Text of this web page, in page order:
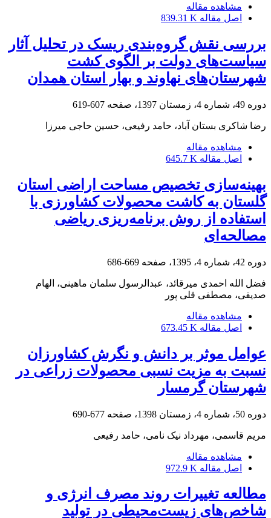
مشاهده مقاله
اصل مقاله 839.31 K
بررسی نقش گروه‌بندی ریسک در تحلیل آثار
سیاست‌های دولت بر الگوی کشت
شهرستان‌های نهاوند و بهار استان همدان
دوره 49، شماره 4، زمستان 1397، صفحه 607-619
رضا شاکری بستان آباد، حامد رفیعی، حسین حاجی میرزا
مشاهده مقاله
اصل مقاله 645.7 K
بهینه‌سازی تخصیص مساحت اراضی استان
گلستان به کاشت محصولات کشاورزی با
استفاده از روش برنامه‌ریزی ریاضی
مصالحه‌ای
دوره 42، شماره 4، 1395، صفحه 669-686
فضل الله احمدی میرقائد، عبدالرسول سلمان ماهینی، الهام
صدیقی، مصطفی قلی پور
مشاهده مقاله
اصل مقاله 673.45 K
عوامل موثر بر دانش و نگرش کشاورزان
نسبت به مزیت نسبی محصولات زراعی در
شهرستان گرمسار
دوره 50، شماره 4، زمستان 1398، صفحه 677-690
مریم قاسمی، مهرداد نیک نامی، حامد رفیعی
مشاهده مقاله
اصل مقاله 972.9 K
مطالعه تغییرات روند مصرف انرژی و
شاخص‌های زیست‌محیطی در تولید